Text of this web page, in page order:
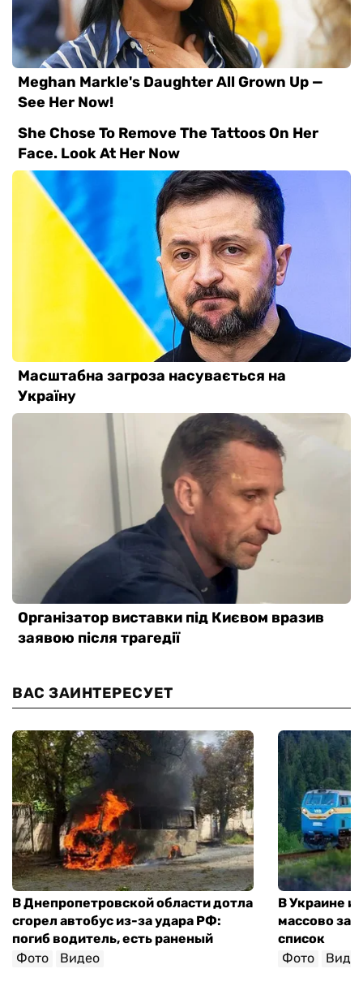
ВАС ЗАИНТЕРЕСУЕТ
В Днепропетровской области дотла
сгорел автобус из-за удара РФ:
погиб водитель, есть раненый
Фото
Видео
В Украине
массово
список
Фото